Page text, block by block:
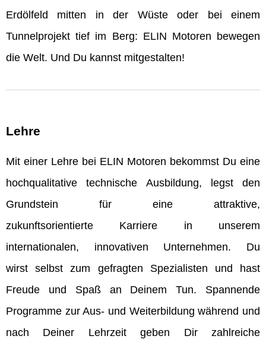
Erdölfeld mitten in der Wüste oder bei einem
Tunnelprojekt tief im Berg: ELIN Motoren bewegen
die Welt. Und Du kannst mitgestalten!
Lehre
Mit einer Lehre bei ELIN Motoren bekommst Du eine
hochqualitative technische Ausbildung, legst den
Grundstein für eine attraktive,
zukunftsorientierte Karriere in unserem
internationalen, innovativen Unternehmen. Du
wirst selbst zum gefragten Spezialisten und hast
Freude und Spaß an Deinem Tun. Spannende
Programme zur Aus- und Weiterbildung während und
nach Deiner Lehrzeit geben Dir zahlreiche